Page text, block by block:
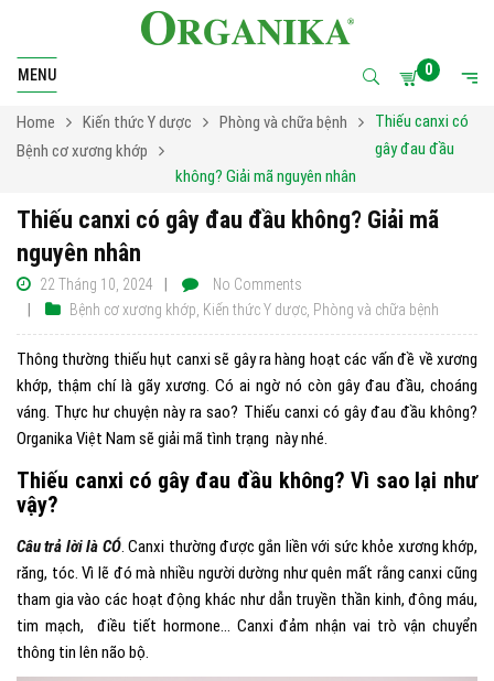
MENU 0
Home Kiến thức Y dược
Phòng và chữa bệnh
Bệnh cơ xương khớp
Thiếu canxi có
gây đau đầu
không? Giải mã nguyên nhân
Thiếu canxi có gây đau đầu không? Giải mã
nguyên nhân
22 Tháng 10, 2024
Bệnh cơ xương khớp Kiến thức Y dược Phòng và chữa bệnh
No Comments
Thông thường thiếu hụt canxi sẽ gây ra hàng hoạt các vấn đề về xương
khớp, thậm chí là gãy xương. Có ai ngờ nó còn gây đau đầu, choáng
váng. Thực hư chuyện này ra sao? Thiếu canxi có gây đau đầu không?
Organika Việt Nam sẽ giải mã tình trạng này nhé.
Thiếu canxi có gây đau đầu không? Vì sao lại như
vậy?
Câu trả lời là CÓ. Canxi thường được gắn liền với sức khỏe xương khớp,
răng, tóc. Vì lẽ đó mà nhiều người dường như quên mất rằng canxi cũng
tham gia vào các hoạt động khác như dẫn truyền thần kinh, đông máu,
tim mạch, điều tiết hormone… Canxi đảm nhận vai trò vận chuyển
thông tin lên não bộ.